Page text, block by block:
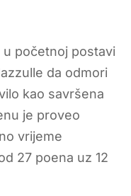
početnoj postavi
da odmori
kao savršena
je proveo
vrijeme
27 poena uz 12